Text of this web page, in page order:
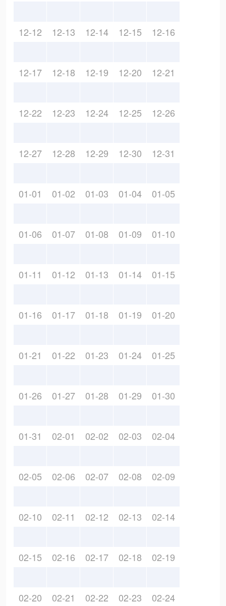
12-12 12-13 12-14 12-15 12-16
12-17 12-18 12-19 12-20 12-21
12-22 12-23 12-24 12-25 12-26
12-27 12-28 12-29 12-30 12-31
01-01 01-02 01-03 01-04 01-05
01-06 01-07 01-08 01-09 01-10
01-11 01-12 01-13 01-14 01-15
01-16 01-17 01-18 01-19 01-20
01-21 01-22 01-23 01-24 01-25
01-26 01-27 01-28 01-29 01-30
01-31 02-01 02-02 02-03 02-04
02-05 02-06 02-07 02-08 02-09
02-10 02-11 02-12 02-13 02-14
02-15 02-16 02-17 02-18 02-19
02-20 02-21 02-22 02-23 02-24